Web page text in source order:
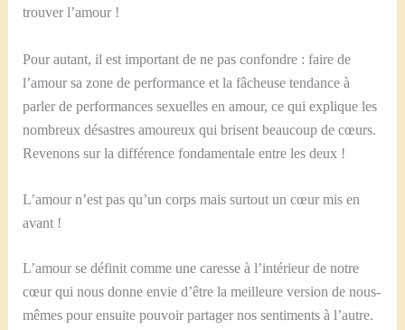
trouver l’amour !
Pour autant, il est important de ne pas confondre : faire de
l’amour sa zone de performance et la fâcheuse tendance à
parler de performances sexuelles en amour, ce qui explique les
nombreux désastres amoureux qui brisent beaucoup de cœurs.
Revenons sur la différence fondamentale entre les deux !
L’amour n’est pas qu’un corps mais surtout un cœur mis en
avant !
L’amour se définit comme une caresse à l’intérieur de notre
cœur qui nous donne envie d’être la meilleure version de nous-
mêmes pour ensuite pouvoir partager nos sentiments à l’autre.